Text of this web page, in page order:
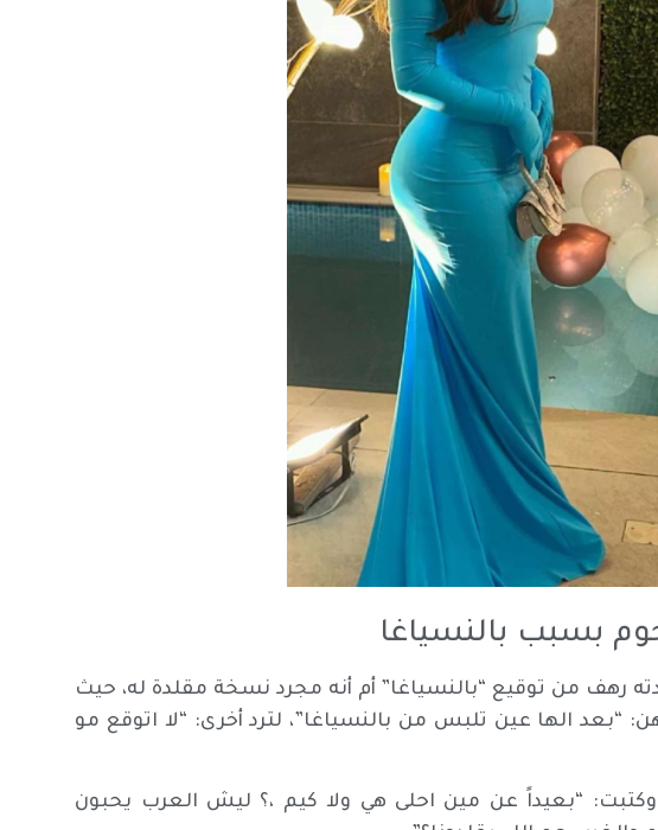
بسبب بالنسياغا
رهف من توقيع “بالنسياغا” أم أنه مجرد نسخة مقلدة له، حيث
“بعد الها عين تلبس من بالنسياغا”، لترد أخرى: “لا اتوقع مو
وكتبت: “بعيداً عن مين احلى هي ولا كيم ،؟ ليش العرب يحبون